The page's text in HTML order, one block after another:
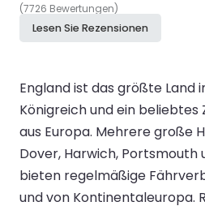
(7726 Bewertungen)
Lesen Sie Rezensionen
England ist das größte Land
Königreich und ein beliebtes
aus Europa. Mehrere große
Dover, Harwich, Portsmouth
bieten regelmäßige
und von Kontinentaleuropa.